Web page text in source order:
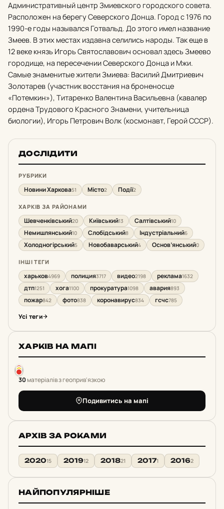
Административный центр Змиевского городского совета.
Расположен на берегу Северского Донца. Город с 1976 по
1990-е годы назывался Готвальд. До этого имел название
Змеев. В этих местах издавна селились народы. Так еще в
12 веке князь Игорь Святославович основал здесь Змеево
городище, на пересечении Северского Донца и Мжи.
Самые знаменитые жители Змиева: Василий Дмитриевич
Золотарев (участник восстания на броненосце
«Потемкин»), Титаренко Валентина Васильевна (кавалер
ордена Трудового Красного Знамени, учительница
биологии), Игорь Петрович Волк (космонавт, Герой СССР).
ДОСЛІДИТИ
РУБРИКИ
Новини Харкова51 Місто2 Події2
ХАРКІВ ЗА РАЙОНАМИ
Шевченківський20 Київський13 Салтівський10
Немишлянський10 Слобідський8 Індустріальний6
Холодногірський5 Новобаварський4 Основ’янський0
ІНШІ ТЕГИ
харьков4969 полиция3717 видео2198 реклама1632
дтп1251 хога1100 прокуратура1098 авария893
пожар842 фото838 коронавирус834 гсчс785
Усі теги
ХАРКІВ НА МАПІ
30матеріалів з геоприв'язкою
Подивитись на мапі
АРХІВ ЗА РОКАМИ
202015 201912 201821 20171 20162
НАЙПОПУЛЯРНІШЕ